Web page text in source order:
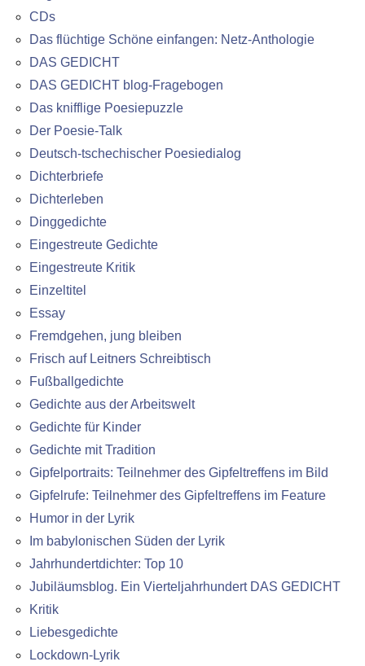
CDs
Das flüchtige Schöne einfangen: Netz-Anthologie
DAS GEDICHT
DAS GEDICHT blog-Fragebogen
Das knifflige Poesiepuzzle
Der Poesie-Talk
Deutsch-tschechischer Poesiedialog
Dichterbriefe
Dichterleben
Dinggedichte
Eingestreute Gedichte
Eingestreute Kritik
Einzeltitel
Essay
Fremdgehen, jung bleiben
Frisch auf Leitners Schreibtisch
Fußballgedichte
Gedichte aus der Arbeitswelt
Gedichte für Kinder
Gedichte mit Tradition
Gipfelportraits: Teilnehmer des Gipfeltreffens im Bild
Gipfelrufe: Teilnehmer des Gipfeltreffens im Feature
Humor in der Lyrik
Im babylonischen Süden der Lyrik
Jahrhundertdichter: Top 10
Jubiläumsblog. Ein Vierteljahrhundert DAS GEDICHT
Kritik
Liebesgedichte
Lockdown-Lyrik